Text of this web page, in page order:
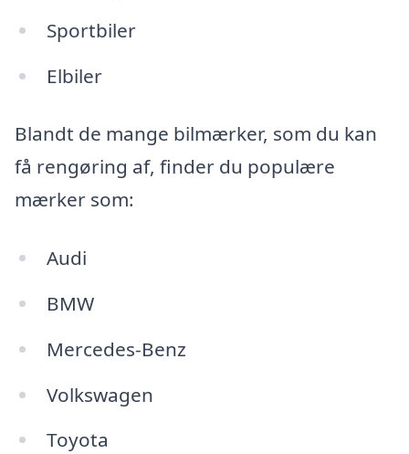
Sportbiler
Elbiler
Blandt de mange bilmærker, som du kan
få rengøring af, finder du populære
mærker som:
Audi
BMW
Mercedes-Benz
Volkswagen
Toyota